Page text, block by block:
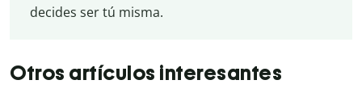
decides ser tú misma.
Otros artículos interesantes